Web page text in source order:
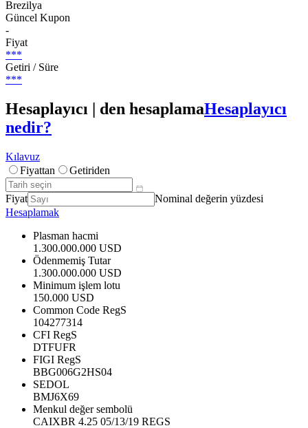
Brezilya
Güncel Kupon
-
Fiyat
***
Getiri / Süre
***
Hesaplayıcı | den hesaplamaHesaplayıcı
nedir?
Kılavuz
Fiyattan
Getiriden
Fiyat
Nominal değerin yüzdesi
Hesaplamak
Plasman hacmi
1.300.000.000 USD
Ödenmemiş Tutar
1.300.000.000 USD
Minimum işlem lotu
150.000 USD
Common Code RegS
104277314
CFI RegS
DTFUFR
FIGI RegS
BBG006G2HS04
SEDOL
BMJ6X69
Menkul değer sembolü
CAIXBR 4.25 05/13/19 REGS